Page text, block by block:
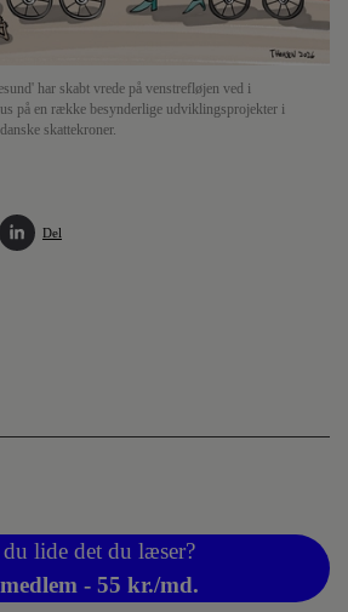
har skabt vrede på venstrefløjen ved i
på en række besynderlige udviklingsprojekter i
skattekroner.
Del
lide det du læser?
- 55 kr./md.